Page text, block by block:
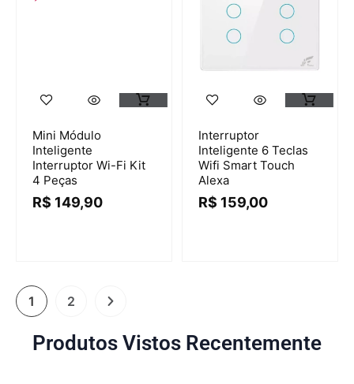
Mini Módulo
Inteligente
Interruptor Wi-Fi Kit
4 Peças
R$ 149,90
Interruptor
Inteligente 6 Teclas
Wifi Smart Touch
Alexa
R$ 159,00
1 2
Produtos Vistos Recentemente